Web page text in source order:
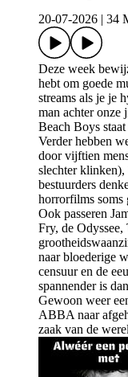
20-07-2026
34
Deze week
hebt om goede
streams als je je
man achter onze
Beach Boys
Verder hebben
door vijftien
slechter
bestuurders
horrorfilms soms
Ook passeren
Fry, de Odyssee,
naar bloederige
censuur en de
spannender is
Gewoon weer
ABBA naar
zaak van de